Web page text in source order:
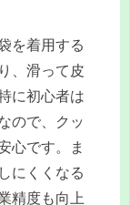
を着用する
、滑って皮
に初心者は
ので、クッ
心です。ま
にくくなる
精度も向上